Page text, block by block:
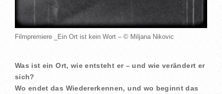
Filmpremiere _Ein Ort ist kein Wort – © Miljana Nikovic
Was ist ein Ort, wie entsteht er – und wie verändert er
sich?
Wo endet das Wiedererkennen, und wo beginnt das